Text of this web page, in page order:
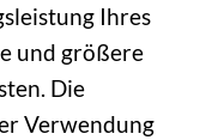
Ihres
und größere
Die
Verwendung